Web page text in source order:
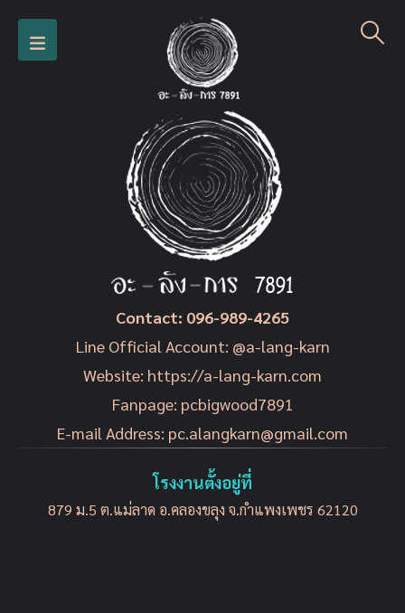
Contact: 096-989-4265
Line Official Account: @a-lang-karn
Website: https://a-lang-karn.com
Fanpage: pcbigwood7891
E-mail Address: pc.alangkarn@gmail.com
โรงงานตั้งอยู่ที่
879 ม.5 ต.แม่ลาด อ.คลองขลุง​ จ.กำ​แพง​เพ​ชร 62120